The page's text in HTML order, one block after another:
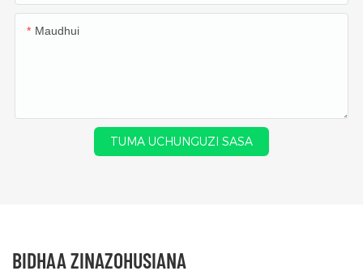
Maudhui
TUMA UCHUNGUZI SASA
BIDHAA ZINAZOHUSIANA